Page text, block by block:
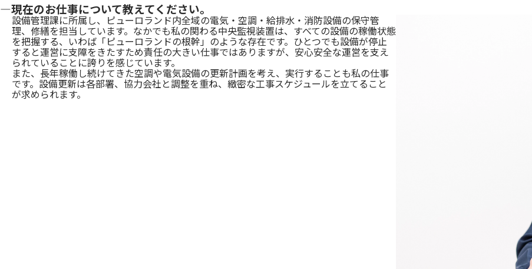
―現在のお仕事について教えてください。
設備管理課に所属し、ピューロランド内全域の電気・空調・給排水・消防設備の保守管
理、修繕を担当しています。なかでも私の関わる中央監視装置は、すべての設備の稼働状態
を把握する、いわば「ピューロランドの根幹」のような存在です。ひとつでも設備が停止
すると運営に支障をきたすため責任の大きい仕事ではありますが、安心安全な運営を支え
られていることに誇りを感じています。
また、長年稼働し続けてきた空調や電気設備の更新計画を考え、実行することも私の仕事
です。設備更新は各部署、協力会社と調整を重ね、緻密な工事スケジュールを立てること
が求められます。